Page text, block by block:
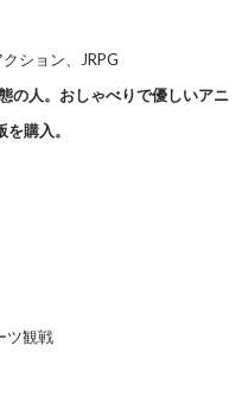
ション、JRPG
の人。おしゃべりで優しいアニ
購入。
ツ観戦